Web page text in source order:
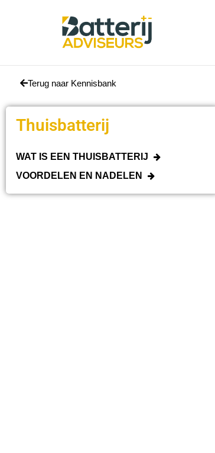
Terug naar Kennisbank
Thuisbatterij
WAT IS EEN THUISBATTERIJ
VOORDELEN EN NADELEN